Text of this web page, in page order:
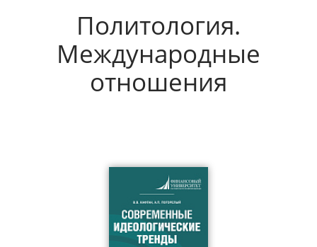
Политология.
Международные
отношения